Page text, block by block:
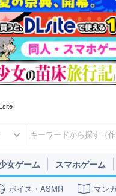
女ゲーム スマホゲーム
ボイス・ASMR マン